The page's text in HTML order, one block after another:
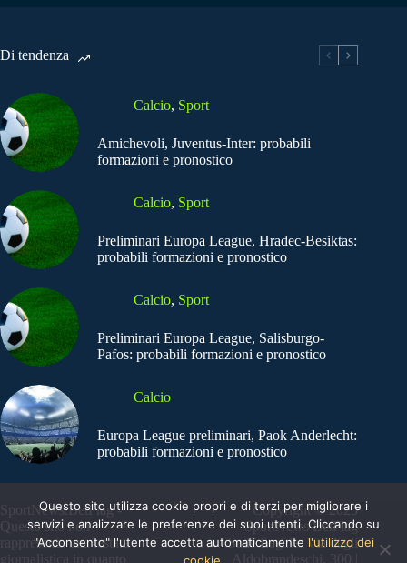
Di tendenza
Calcio, Sport
Amichevoli, Juventus-Inter: probabili
formazioni e pronostico
Calcio, Sport
Preliminari Europa League, Hradec-Besiktas:
probabili formazioni e pronostico
Calcio, Sport
Preliminari Europa League, Salisburgo-
Pafos: probabili formazioni e pronostico
Calcio
Europa League preliminari, Paok Anderlecht:
probabili formazioni e pronostico
SportNews.BetFlag -
Questo sito non
rappresenta una testata
giornalistica in quanto
Copyright © 2025
SportNews BetFlag
Sede Legale: Via degli
Aldobrandeschi, 300 |
Questo sito utilizza cookie propri e di terzi per migliorare i
servizi e analizzare le preferenze dei suoi utenti. Cliccando su
"Acconsento" l'utente accetta automaticamente l'utilizzo dei